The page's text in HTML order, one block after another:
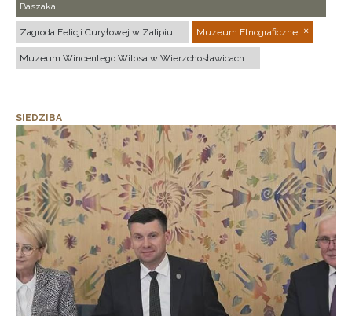
Baszaka
Zagroda Felicji Curyłowej w Zalipiu Muzeum Etnograficzne
Muzeum Wincentego Witosa w Wierzchosławicach
SIEDZIBA